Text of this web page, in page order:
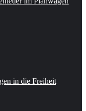
in die Freiheit